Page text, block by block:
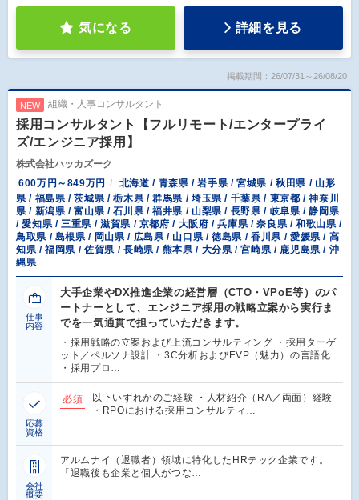
気になる 詳細を見る
掲載期間：26/07/31～26/08/20
NEW 組織・人事コンサルタント
採用コンサルタント【フルリモート/エンタープライ
ズ/エンジニア採用】
株式会社ハッカズーク
600万円～849万円
北海道 / 青森県 / 岩手県 / 宮城県 / 秋田県 / 山形
県 / 福島県 / 茨城県 / 栃木県 / 群馬県 / 埼玉県 / 千葉県 / 東京都 / 神奈川
県 / 新潟県 / 富山県 / 石川県 / 福井県 / 山梨県 / 長野県 / 岐阜県 / 静岡県
/ 愛知県 / 三重県 / 滋賀県 / 京都府 / 大阪府 / 兵庫県 / 奈良県 / 和歌山県 /
鳥取県 / 島根県 / 岡山県 / 広島県 / 山口県 / 徳島県 / 香川県 / 愛媛県 / 高
知県 / 福岡県 / 佐賀県 / 長崎県 / 熊本県 / 大分県 / 宮崎県 / 鹿児島県 / 沖
縄県
仕事
内容
大手企業やDX推進企業の経営層（CTO・VPoE等）のパ
ートナーとして、エンジニア採用の戦略立案から実行ま
でを一気通貫で担っていただきます。
・採用戦略の立案および上流コンサルティング ・採用ターゲ
ット／ペルソナ設計 ・3C分析およびEVP（魅力）の言語化
・採用プロ…
応募
資格
必須
以下いずれかのご経験 ・人材紹介（RA／両面）経験
・RPOにおける採用コンサルティ…
会社
概要
アルムナイ（退職者）領域に特化したHRテック企業です。
「退職後も企業と個人がつな…